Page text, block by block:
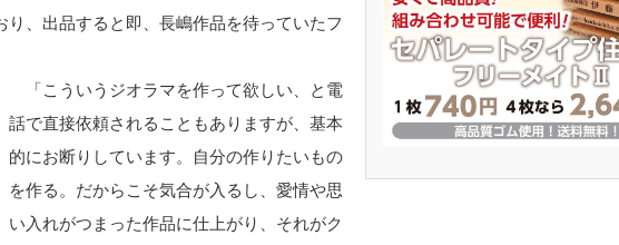
、出品すると即、長嶋作品を待っていたフ
「こういうジオラマを作って欲しい、と電
話で直接依頼されることもありますが、基本
的にお断りしています。自分の作りたいもの
を作る。だからこそ気合が入るし、愛情や思
い入れがつまった作品に仕上がり、それがク